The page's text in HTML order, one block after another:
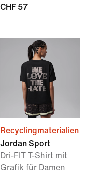
CHF 57
Recyclingmaterialien
Jordan Sport
Dri-FIT T-Shirt mit
Grafik für Damen